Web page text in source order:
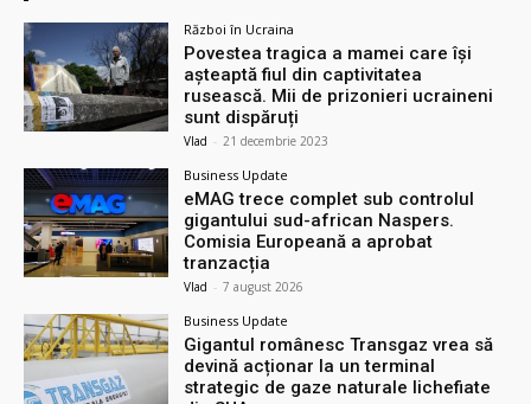
Război în Ucraina
Povestea tragica a mamei care își
așteaptă fiul din captivitatea
rusească. Mii de prizonieri ucraineni
sunt dispăruți
Vlad - 21 decembrie 2023
Business Update
eMAG trece complet sub controlul
gigantului sud-african Naspers.
Comisia Europeană a aprobat
tranzacția
Vlad - 7 august 2026
Business Update
Gigantul românesc Transgaz vrea să
devină acționar la un terminal
strategic de gaze naturale lichefiate